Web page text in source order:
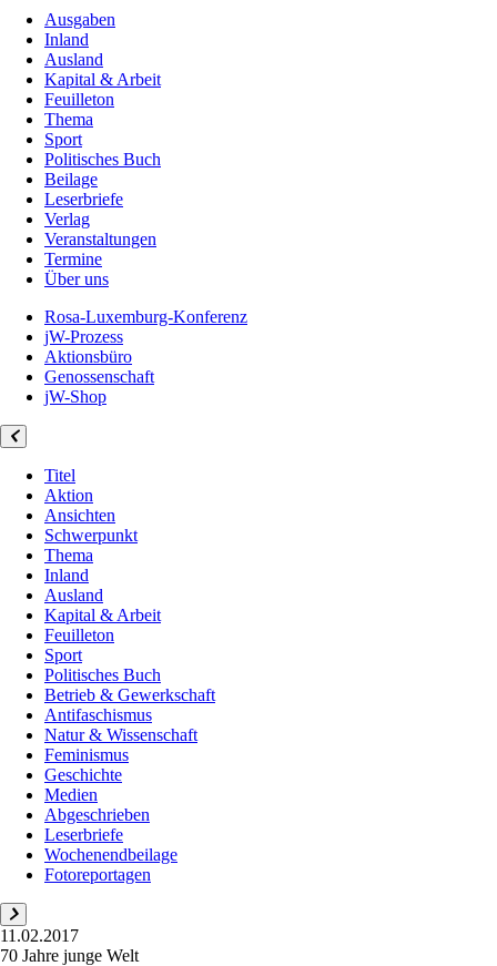
Ausgaben
Inland
Ausland
Kapital & Arbeit
Feuilleton
Thema
Sport
Politisches Buch
Beilage
Leserbriefe
Verlag
Veranstaltungen
Termine
Über uns
Rosa-Luxemburg-Konferenz
jW-Prozess
Aktionsbüro
Genossenschaft
jW-Shop
Titel
Aktion
Ansichten
Schwerpunkt
Thema
Inland
Ausland
Kapital & Arbeit
Feuilleton
Sport
Politisches Buch
Betrieb & Gewerkschaft
Antifaschismus
Natur & Wissenschaft
Feminismus
Geschichte
Medien
Abgeschrieben
Leserbriefe
Wochenendbeilage
Fotoreportagen
11.02.2017
70 Jahre junge Welt